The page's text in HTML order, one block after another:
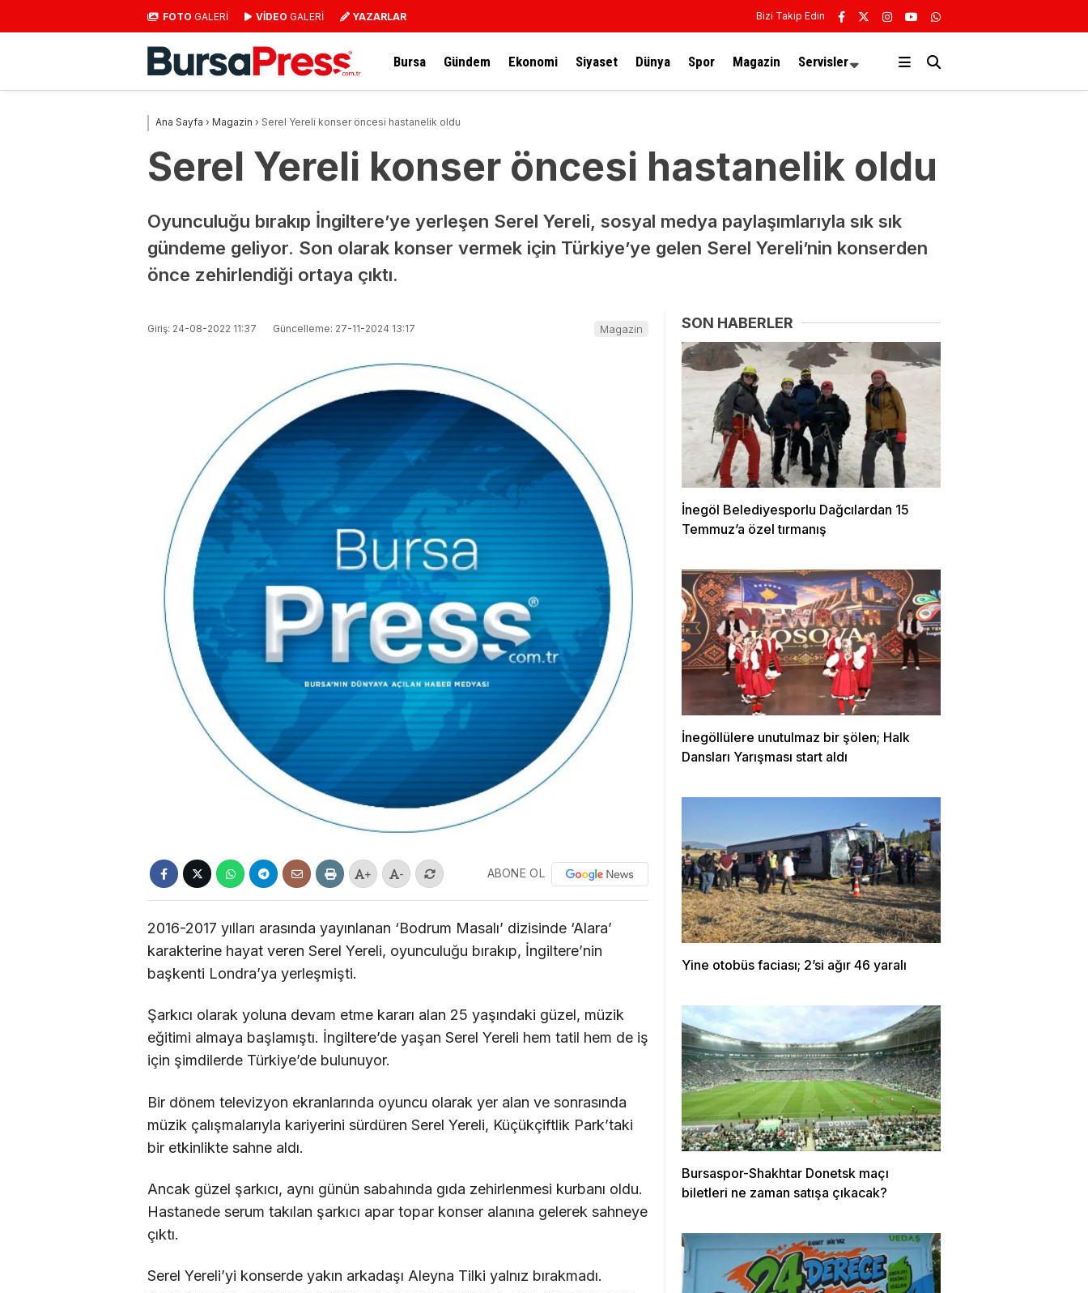
FOTO GALERİ VİDEO GALERİ YAZARLAR Bizi Takip Edin
Bursa Gündem Ekonomi Siyaset Dünya Spor Magazin Servisler
Ana Sayfa › Magazin › Serel Yereli konser öncesi hastanelik oldu
Serel Yereli konser öncesi hastanelik oldu
Oyunculuğu bırakıp İngiltere’ye yerleşen Serel Yereli, sosyal medya paylaşımlarıyla sık sık
gündeme geliyor. Son olarak konser vermek için Türkiye’ye gelen Serel Yereli’nin konserden
önce zehirlendiği ortaya çıktı.
Giriş: 24-08-2022 11:37 Güncelleme: 27-11-2024 13:17 Magazin
+ - ABONE OL
2016-2017 yılları arasında yayınlanan ‘Bodrum Masalı’ dizisinde ‘Alara’
karakterine hayat veren Serel Yereli, oyunculuğu bırakıp, İngiltere’nin
başkenti Londra’ya yerleşmişti.
Şarkıcı olarak yoluna devam etme kararı alan 25 yaşındaki güzel, müzik
eğitimi almaya başlamıştı. İngiltere’de yaşan Serel Yereli hem tatil hem de iş
için şimdilerde Türkiye’de bulunuyor.
Bir dönem televizyon ekranlarında oyuncu olarak yer alan ve sonrasında
müzik çalışmalarıyla kariyerini sürdüren Serel Yereli, Küçükçiftlik Park’taki
bir etkinlikte sahne aldı.
Ancak güzel şarkıcı, aynı günün sabahında gıda zehirlenmesi kurbanı oldu.
Hastanede serum takılan şarkıcı apar topar konser alanına gelerek sahneye
çıktı.
Serel Yereli’yi konserde yakın arkadaşı Aleyna Tilki yalnız bırakmadı.
SON HABERLER
İnegöl Belediyesporlu Dağcılardan 15
Temmuz’a özel tırmanış
İnegöllülere unutulmaz bir şölen; Halk
Dansları Yarışması start aldı
Yine otobüs faciası; 2’si ağır 46 yaralı
Bursaspor-Shakhtar Donetsk maçı
biletleri ne zaman satışa çıkacak?